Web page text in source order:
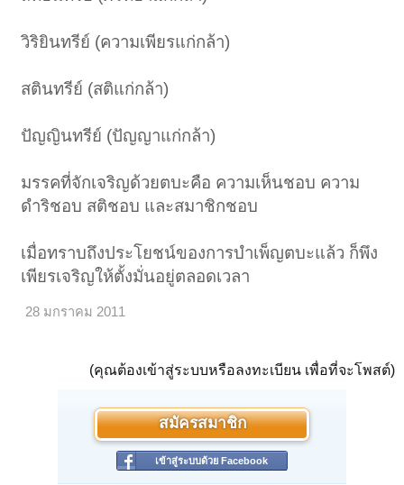
วิริยินทรีย์ (ความเพียรแก่กล้า)
สตินทรีย์ (สติแก่กล้า)
ปัญญินทรีย์ (ปัญญาแก่กล้า)
มรรคที่จักเจริญด้วยตบะคือ ความเห็นชอบ ความ
ดำริชอบ สติชอบ และสมาชิกชอบ
เมื่อทราบถึงประโยชน์ของการบำเพ็ญตบะแล้ว ก็พึง
เพียรเจริญให้ตั้งมั่นอยู่ตลอดเวลา
28 มกราคม 2011
(คุณต้องเข้าสู่ระบบหรือลงทะเบียน เพื่อที่จะโพสต์)
สมัครสมาชิก
เข้าสู่ระบบด้วย Facebook